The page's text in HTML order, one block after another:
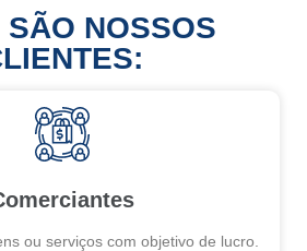
SÃO NOSSOS
ou serviços com objetivo de lucro.